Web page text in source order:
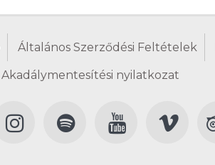
Általános Szerződési Feltételek
Akadálymentesítési nyilatkozat